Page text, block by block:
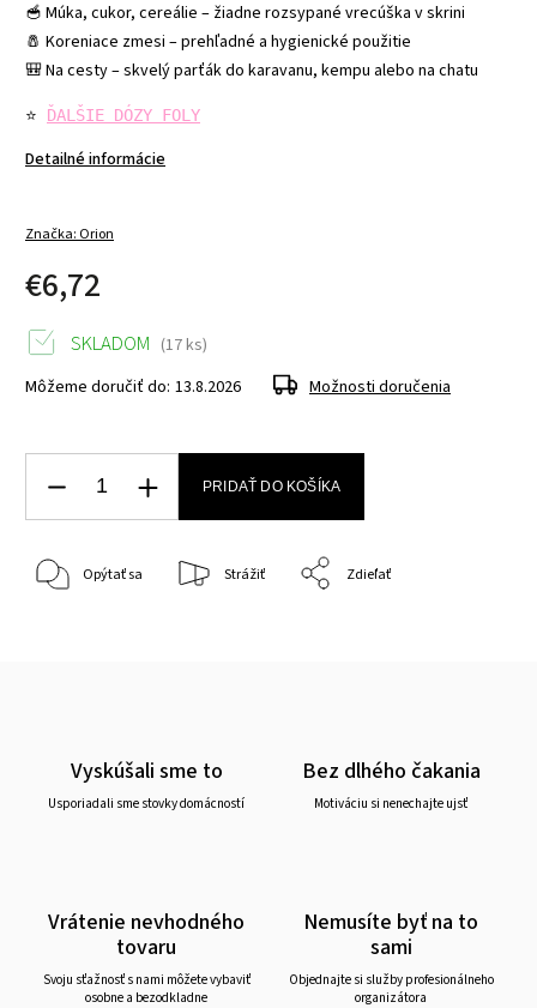
🥣 Múka, cukor, cereálie – žiadne rozsypané vrecúška v skrini
🧂 Koreniace zmesi – prehľadné a hygienické použitie
🎒 Na cesty – skvelý parťák do karavanu, kempu alebo na chatu
⭐ ĎALŠIE DÓZY FOLY
Detailné informácie
Značka: Orion
€6,72
SKLADOM (17 ks)
Môžeme doručiť do: 13.8.2026 Možnosti doručenia
PRIDAŤ DO KOŠÍKA
Opýtať sa Strážiť Zdieľať
Vyskúšali sme to
Usporiadali sme stovky domácností
Bez dlhého čakania
Motiváciu si nenechajte ujsť
Vrátenie nevhodného
tovaru
Svoju sťažnosť s nami môžete vybaviť
osobne a bezodkladne
Nemusíte byť na to
sami
Objednajte si služby profesionálneho
organizátora